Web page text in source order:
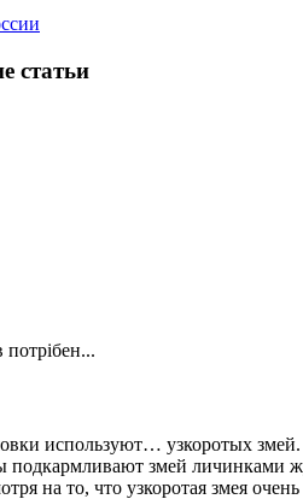
статьи
используют… узкоротых
подкармливают змей личинками
на то, что узкоротая змея